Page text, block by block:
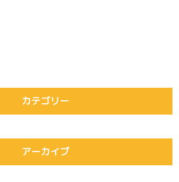
カテゴリー
アーカイブ